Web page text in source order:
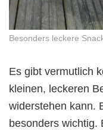
Besonders leckere
Es gibt vermutlich
kleinen, leckeren
widerstehen kann.
besonders wichtig.